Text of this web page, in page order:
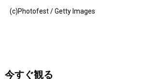
(c)Photofest / Getty Images
今すぐ観る